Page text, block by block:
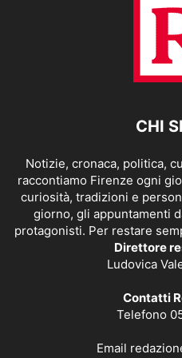
CHI
Notizie, cronaca, politica,
raccontiamo Firenze ogni
curiosità, tradizioni e
giorno, gli appuntamenti
protagonisti. Per restare
Direttore
Ludovica
Contatti
Telefono
Email